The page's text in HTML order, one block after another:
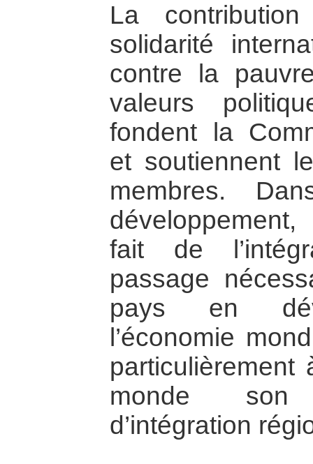
La
solidarité
contre la
valeurs
fondent la
et soutiennent
membres.
fait de
passage
pays en
l’économie
particulièrement
monde son
d’intégration